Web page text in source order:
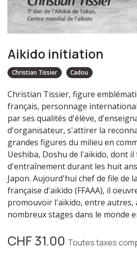
Aikido initiation
Christian Tissier Cadou
Christian Tissier, figure
français, personnage
par ses qualités d'élève,
d'organisateur, s'attirer la
grandes figures du milieu en
Ueshiba, Doshu de l'aïkido, dont
d'entraînement durant les huit
Japon. Aujourd'hui chef de file de
française d'aïkido (FFAAA), il
promouvoir l'aïkido, entre autres,
nombreux stages dans le monde
CHF31.00 Toutes taxes